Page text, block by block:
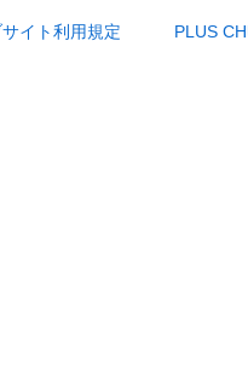
イト利用規定 PLUS